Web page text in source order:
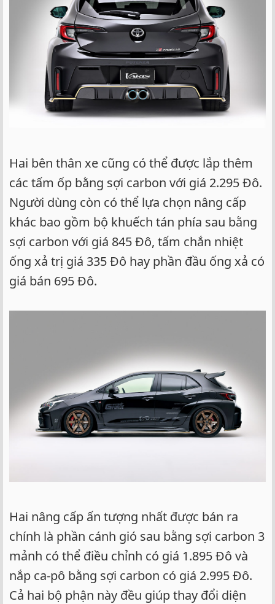
Hai bên thân xe cũng có thể được lắp thêm
các tấm ốp bằng sợi carbon với giá 2.295 Đô.
Người dùng còn có thể lựa chọn nâng cấp
khác bao gồm bộ khuếch tán phía sau bằng
sợi carbon với giá 845 Đô, tấm chắn nhiệt
ống xả trị giá 335 Đô hay phần đầu ống xả có
giá bán 695 Đô.
Hai nâng cấp ấn tượng nhất được bán ra
chính là phần cánh gió sau bằng sợi carbon 3
mảnh có thể điều chỉnh có giá 1.895 Đô và
nắp ca-pô bằng sợi carbon có giá 2.995 Đô.
Cả hai bộ phận này đều giúp thay đổi diện